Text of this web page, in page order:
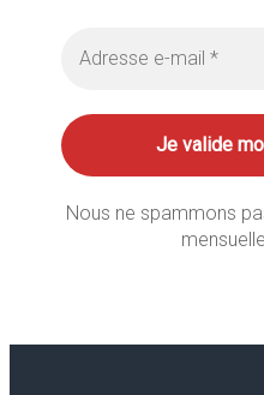
Nous ne spammons